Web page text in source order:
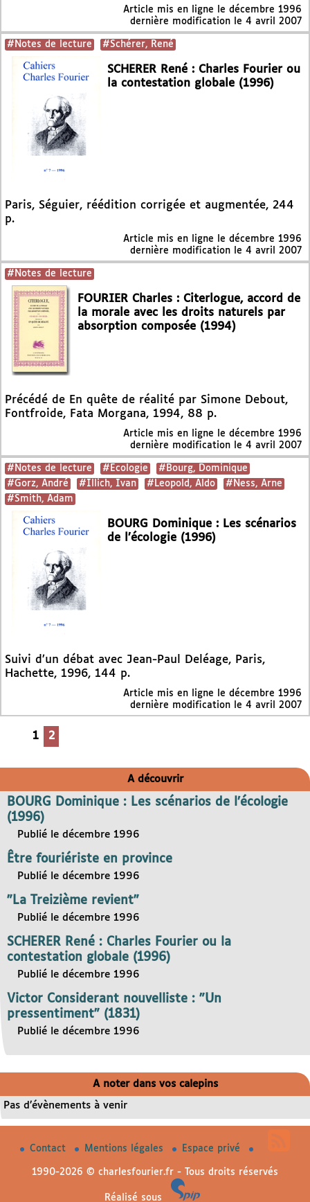
Article mis en ligne le décembre 1996
dernière modification le 4 avril 2007
#Notes de lecture #Schérer, René
SCHERER René : Charles Fourier ou
la contestation globale (1996)
Paris, Séguier, réédition corrigée et augmentée, 244
p.
Article mis en ligne le décembre 1996
dernière modification le 4 avril 2007
#Notes de lecture
FOURIER Charles : Citerlogue, accord de
la morale avec les droits naturels par
absorption composée (1994)
Précédé de En quête de réalité par Simone Debout,
Fontfroide, Fata Morgana, 1994, 88 p.
Article mis en ligne le décembre 1996
dernière modification le 4 avril 2007
#Notes de lecture #Ecologie
#Bourg, Dominique
#Gorz, André
#Illich, Ivan #Leopold, Aldo
#Ness, Arne
#Smith, Adam
BOURG Dominique : Les scénarios
de l’écologie (1996)
Suivi d’un débat avec Jean-Paul Deléage, Paris,
Hachette, 1996, 144 p.
Article mis en ligne le décembre 1996
dernière modification le 4 avril 2007
1 2
A découvrir
BOURG Dominique : Les scénarios de l’écologie
(1996)
Publié le décembre 1996
Être fouriériste en province
Publié le décembre 1996
"La Treizième revient"
Publié le décembre 1996
SCHERER René : Charles Fourier ou la
contestation globale (1996)
Publié le décembre 1996
Victor Considerant nouvelliste : "Un
pressentiment" (1831)
Publié le décembre 1996
A noter dans vos calepins
Pas d’évènements à venir
Contact Mentions légales Espace privé
1990-2026 © charlesfourier.fr - Tous droits réservés
Réalisé sous